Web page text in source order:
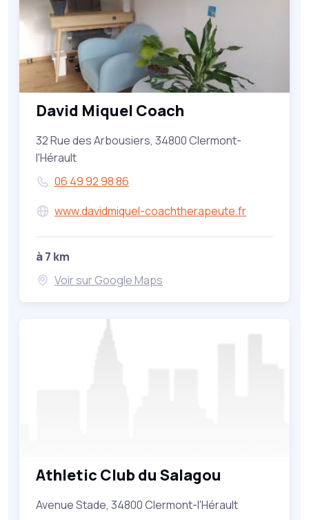
David Miquel Coach
32 Rue des Arbousiers, 34800 Clermont-
l'Hérault
06 49 92 98 86
www.davidmiquel-coachtherapeute.fr
à 7 km
Voir sur Google Maps
Athletic Club du Salagou
Avenue Stade, 34800 Clermont-l'Hérault